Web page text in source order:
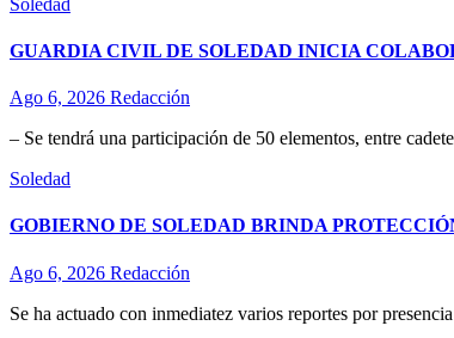
GUARDIA CIVIL DE SOLEDAD INICIA
Ago 6, 2026 Redacción
– Se tendrá una participación de 50 elementos, entre
Soledad
GOBIERNO DE SOLEDAD BRINDA
Ago 6, 2026 Redacción
Se ha actuado con inmediatez varios reportes por